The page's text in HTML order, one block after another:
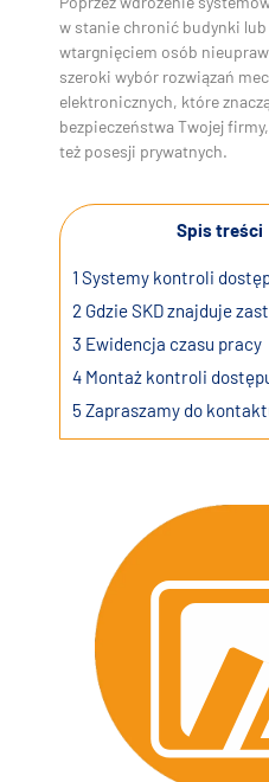
w stanie chronić budynki
wtargnięciem osób
szeroki wybór rozwiązań
elektronicznych, które
bezpieczeństwa Twojej
też posesji prywatnych.
Spis treści
1 Systemy kontroli
2 Gdzie SKD znajduje
3 Ewidencja czasu pracy
4 Montaż kontroli
5 Zapraszamy do